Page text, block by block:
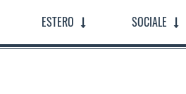
ESTERO SOCIALE